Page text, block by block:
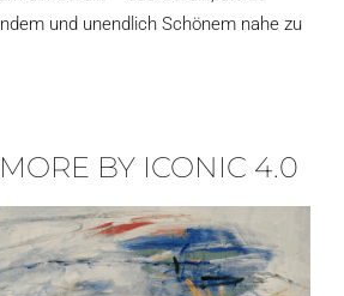
und unendlich Schönem nahe zu
BY ICONIC 4.0